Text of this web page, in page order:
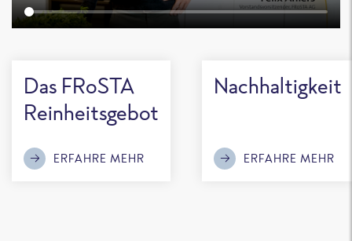
Das FRoSTA
Reinheitsgebot
ERFAHRE MEHR
Nachhaltigkeit
ERFAHRE MEHR